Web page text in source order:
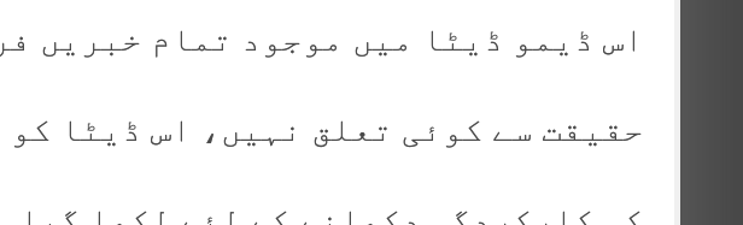
اس ڈیمو ڈیٹا میں موجود تمام خبریں
حقیقت سے کوئی تعلق نہیں، اس ڈیٹا کو